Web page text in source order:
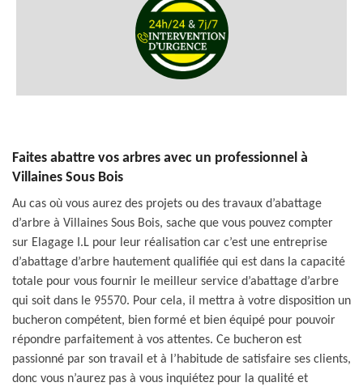
Faites abattre vos arbres avec un professionnel à
Villaines Sous Bois
Au cas où vous aurez des projets ou des travaux d’abattage
d’arbre à Villaines Sous Bois, sache que vous pouvez compter
sur Elagage I.L pour leur réalisation car c’est une entreprise
d’abattage d’arbre hautement qualifiée qui est dans la capacité
totale pour vous fournir le meilleur service d’abattage d’arbre
qui soit dans le 95570. Pour cela, il mettra à votre disposition un
bucheron compétent, bien formé et bien équipé pour pouvoir
répondre parfaitement à vos attentes. Ce bucheron est
passionné par son travail et à l’habitude de satisfaire ses clients,
donc vous n’aurez pas à vous inquiétez pour la qualité et